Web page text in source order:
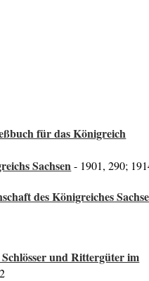
für das Königreich
Sachsen- 1901, 290;
des Königreiches
und Rittergüter im